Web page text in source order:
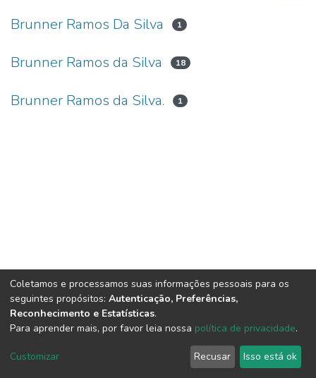
Brunner Ramos Da Silva 1
Brunner Ramos da Silva 18
Brunner Ramos da Silva. 1
DSpace software copyright © 2002-2026 LYRASIS
Cookie
End User
Agreement
Send
Feedback
Coletamos e processamos suas informações pessoais para os
seguintes propósitos: Autenticação, Preferências,
Reconhecimento e Estatísticas.
Para aprender mais, por favor leia nossa política de privacidade.
Customizar Recusar Isso está ok